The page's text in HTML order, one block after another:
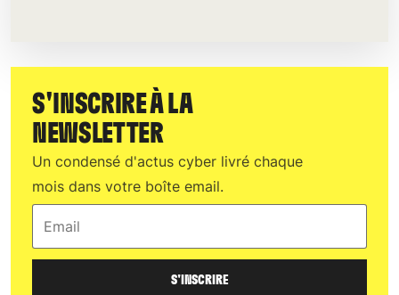
S'INSCRIRE À LA
NEWSLETTER
Un condensé d'actus cyber livré chaque
mois dans votre boîte email.
S'INSCRIRE